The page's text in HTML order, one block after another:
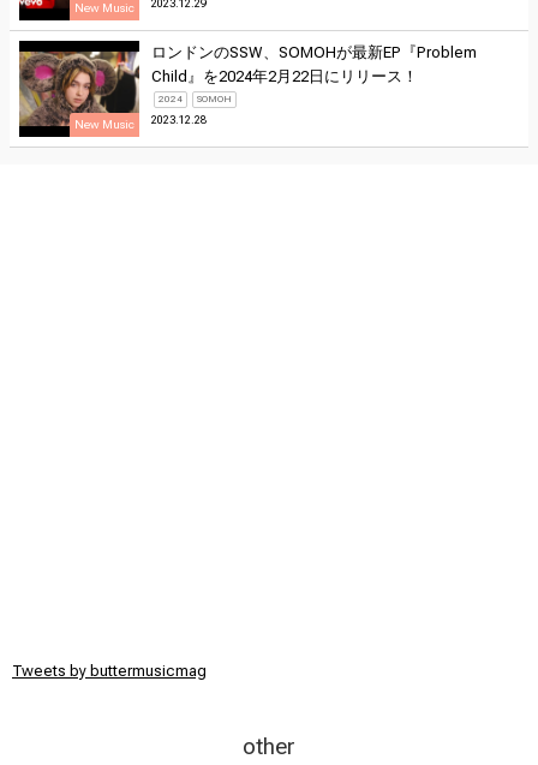
New Music
New Music
ロンドンのSSW、SOMOHが最新EP『Problem
Child』を2024年2月22日にリリース！
2024 SOMOH
2023.12.28
Tweets by buttermusicmag
other